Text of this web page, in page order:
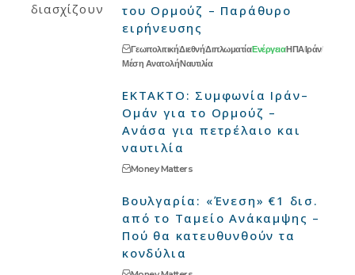
του Ορμούζ – Παράθυρο
ειρήνευσης
ΓεωπολιτικήΔιεθνήΔιπλωματίαΕνέργειαΗΠΑΙράν
Μέση ΑνατολήΝαυτιλία
ΕΚΤΑΚΤΟ: Συμφωνία Ιράν–
Ομάν για το Ορμούζ –
Ανάσα για πετρέλαιο και
ναυτιλία
Money Matters
Βουλγαρία: «Ένεση» €1 δισ.
από το Ταμείο Ανάκαμψης –
Πού θα κατευθυνθούν τα
κονδύλια